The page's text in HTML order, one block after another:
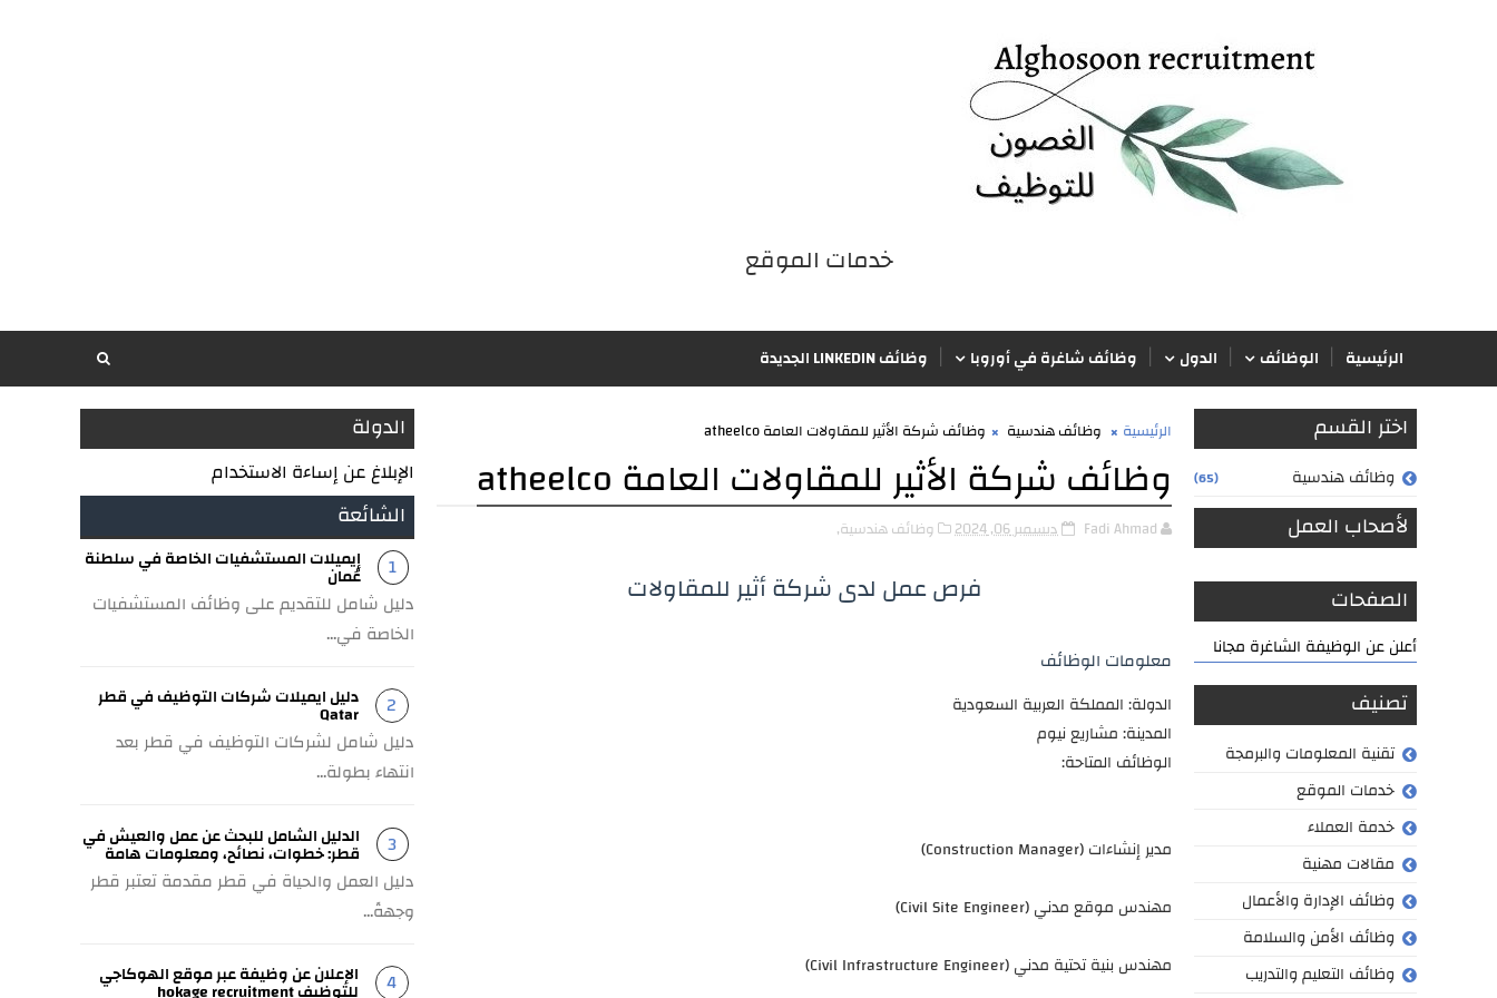
خدمات الموقع
الرئيسية الوظائف الدول وظائف شاغرة في أوروبا وظائف LINKEDIN الجديدة
اختر القسم
وظائف هندسية (65)
لأصحاب العمل
الصفحات
أعلن عن الوظيفة الشاغرة مجانا
تصنيف
تقنية المعلومات والبرمجة
خدمات الموقع
خدمة العملاء
مقالات مهنية
وظائف الإدارة والأعمال
وظائف الأمن والسلامة
وظائف التعليم والتدريب
الرئيسية وظائف هندسية وظائف شركة الأثير للمقاولات العامة atheelco
وظائف شركة الأثير للمقاولات العامة atheelco
Fadi Ahmad ديسمبر 06, 2024 وظائف هندسية,
فرص عمل لدى شركة أثير للمقاولات
معلومات الوظائف
الدولة: المملكة العربية السعودية
المدينة: مشاريع نيوم
الوظائف المتاحة:
مدير إنشاءات (Construction Manager)
مهندس موقع مدني (Civil Site Engineer)
مهندس بنية تحتية مدني (Civil Infrastructure Engineer)
الدولة
الإبلاغ عن إساءة الاستخدام
الشائعة
إيميلات المستشفيات الخاصة في سلطنة
عُمان
دليل شامل للتقديم على وظائف المستشفيات
الخاصة في...
دليل ايميلات شركات التوظيف في قطر
Qatar
دليل شامل لشركات التوظيف في قطر بعد
انتهاء بطولة...
الدليل الشامل للبحث عن عمل والعيش في
قطر: خطوات، نصائح، ومعلومات هامة
دليل العمل والحياة في قطر مقدمة تعتبر قطر
وجهةً...
الإعلان عن وظيفة عبر موقع الهوكاجي